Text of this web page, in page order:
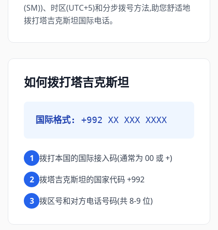
(ЅМ))、时区(UTC+5)和分步拨号方法,助您舒适地
拨打塔吉克斯坦国际电话。
如何拨打塔吉克斯坦
国际格式: +992 XX XXX XXXX
1 拨打本国的国际接入码(通常为 00 或 +)
2 拨塔吉克斯坦的国家代码 +992
3 拨区号和对方电话号码(共 8-9 位)